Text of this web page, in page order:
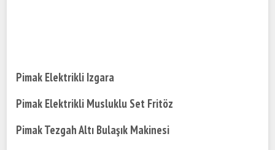
Pimak Elektrikli Izgara
Pimak Elektrikli Musluklu Set Fritöz
Pimak Tezgah Altı Bulaşık Makinesi